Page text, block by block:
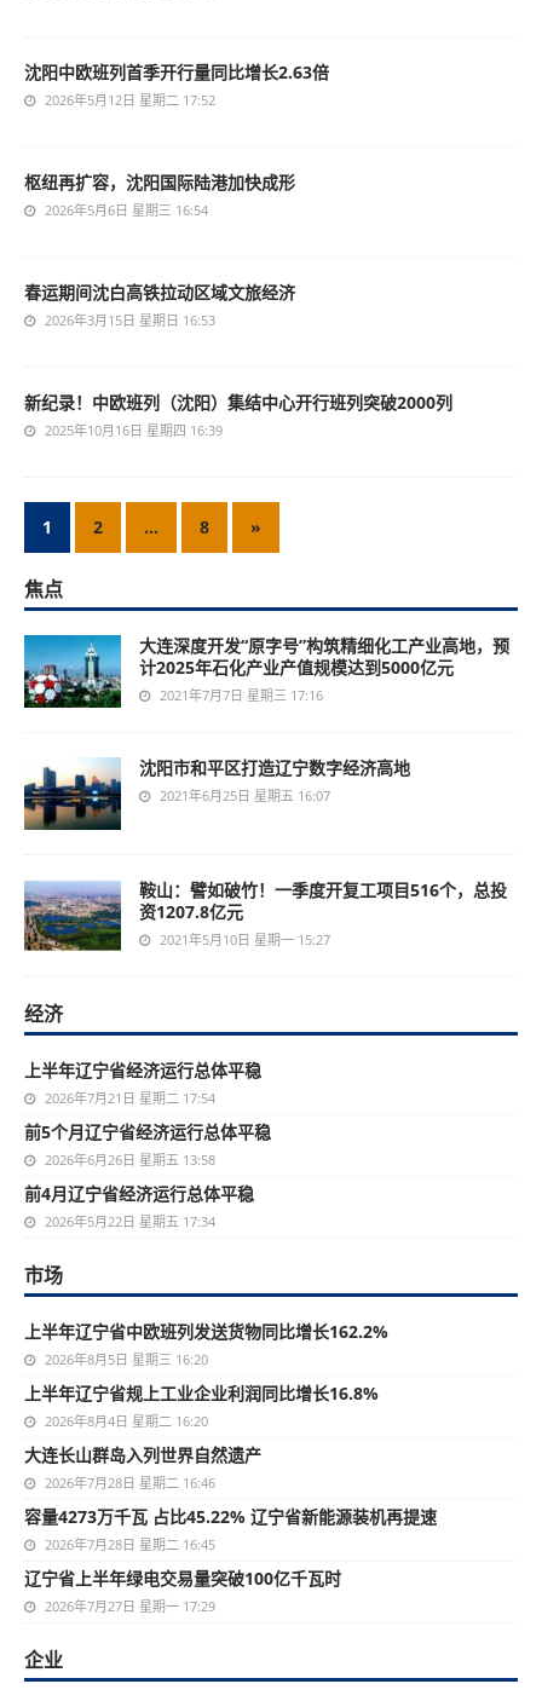
沈阳中欧班列首季开行量同比增长2.63倍
2026年5月12日 星期二 17:52
枢纽再扩容，沈阳国际陆港加快成形
2026年5月6日 星期三 16:54
春运期间沈白高铁拉动区域文旅经济
2026年3月15日 星期日 16:53
新纪录！中欧班列（沈阳）集结中心开行班列突破2000列
2025年10月16日 星期四 16:39
1 2 … 8 »
焦点
大连深度开发“原字号”构筑精细化工产业高地，预
计2025年石化产业产值规模达到5000亿元
2021年7月7日 星期三 17:16
沈阳市和平区打造辽宁数字经济高地
2021年6月25日 星期五 16:07
鞍山：譬如破竹！一季度开复工项目516个，总投
资1207.8亿元
2021年5月10日 星期一 15:27
经济
上半年辽宁省经济运行总体平稳
2026年7月21日 星期二 17:54
前5个月辽宁省经济运行总体平稳
2026年6月26日 星期五 13:58
前4月辽宁省经济运行总体平稳
2026年5月22日 星期五 17:34
市场
上半年辽宁省中欧班列发送货物同比增长162.2%
2026年8月5日 星期三 16:20
上半年辽宁省规上工业企业利润同比增长16.8%
2026年8月4日 星期二 16:20
大连长山群岛入列世界自然遗产
2026年7月28日 星期二 16:46
容量4273万千瓦 占比45.22% 辽宁省新能源装机再提速
2026年7月28日 星期二 16:45
辽宁省上半年绿电交易量突破100亿千瓦时
2026年7月27日 星期一 17:29
企业